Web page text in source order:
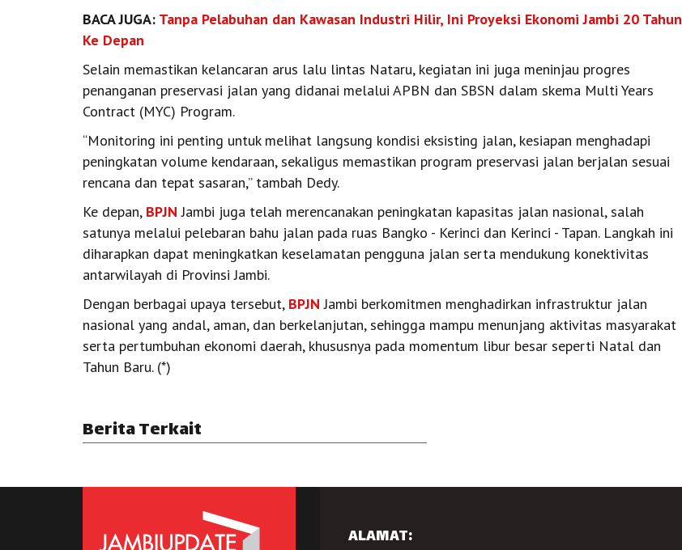
BACA JUGA: Tanpa Pelabuhan dan Kawasan Industri Hilir, Ini Proyeksi Ekonomi Jambi 20 Tahun
Ke Depan
Selain memastikan kelancaran arus lalu lintas Nataru, kegiatan ini juga meninjau progres
penanganan preservasi jalan yang didanai melalui APBN dan SBSN dalam skema Multi Years
Contract (MYC) Program.
“Monitoring ini penting untuk melihat langsung kondisi eksisting jalan, kesiapan menghadapi
peningkatan volume kendaraan, sekaligus memastikan program preservasi jalan berjalan sesuai
rencana dan tepat sasaran,” tambah Dedy.
Ke depan, BPJN Jambi juga telah merencanakan peningkatan kapasitas jalan nasional, salah
satunya melalui pelebaran bahu jalan pada ruas Bangko - Kerinci dan Kerinci - Tapan. Langkah ini
diharapkan dapat meningkatkan keselamatan pengguna jalan serta mendukung konektivitas
antarwilayah di Provinsi Jambi.
Dengan berbagai upaya tersebut, BPJN Jambi berkomitmen menghadirkan infrastruktur jalan
nasional yang andal, aman, dan berkelanjutan, sehingga mampu menunjang aktivitas masyarakat
serta pertumbuhan ekonomi daerah, khususnya pada momentum libur besar seperti Natal dan
Tahun Baru. (*)
Berita Terkait
ALAMAT: